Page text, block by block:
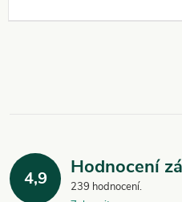
4,9 Hodnocení
239 hodnocení